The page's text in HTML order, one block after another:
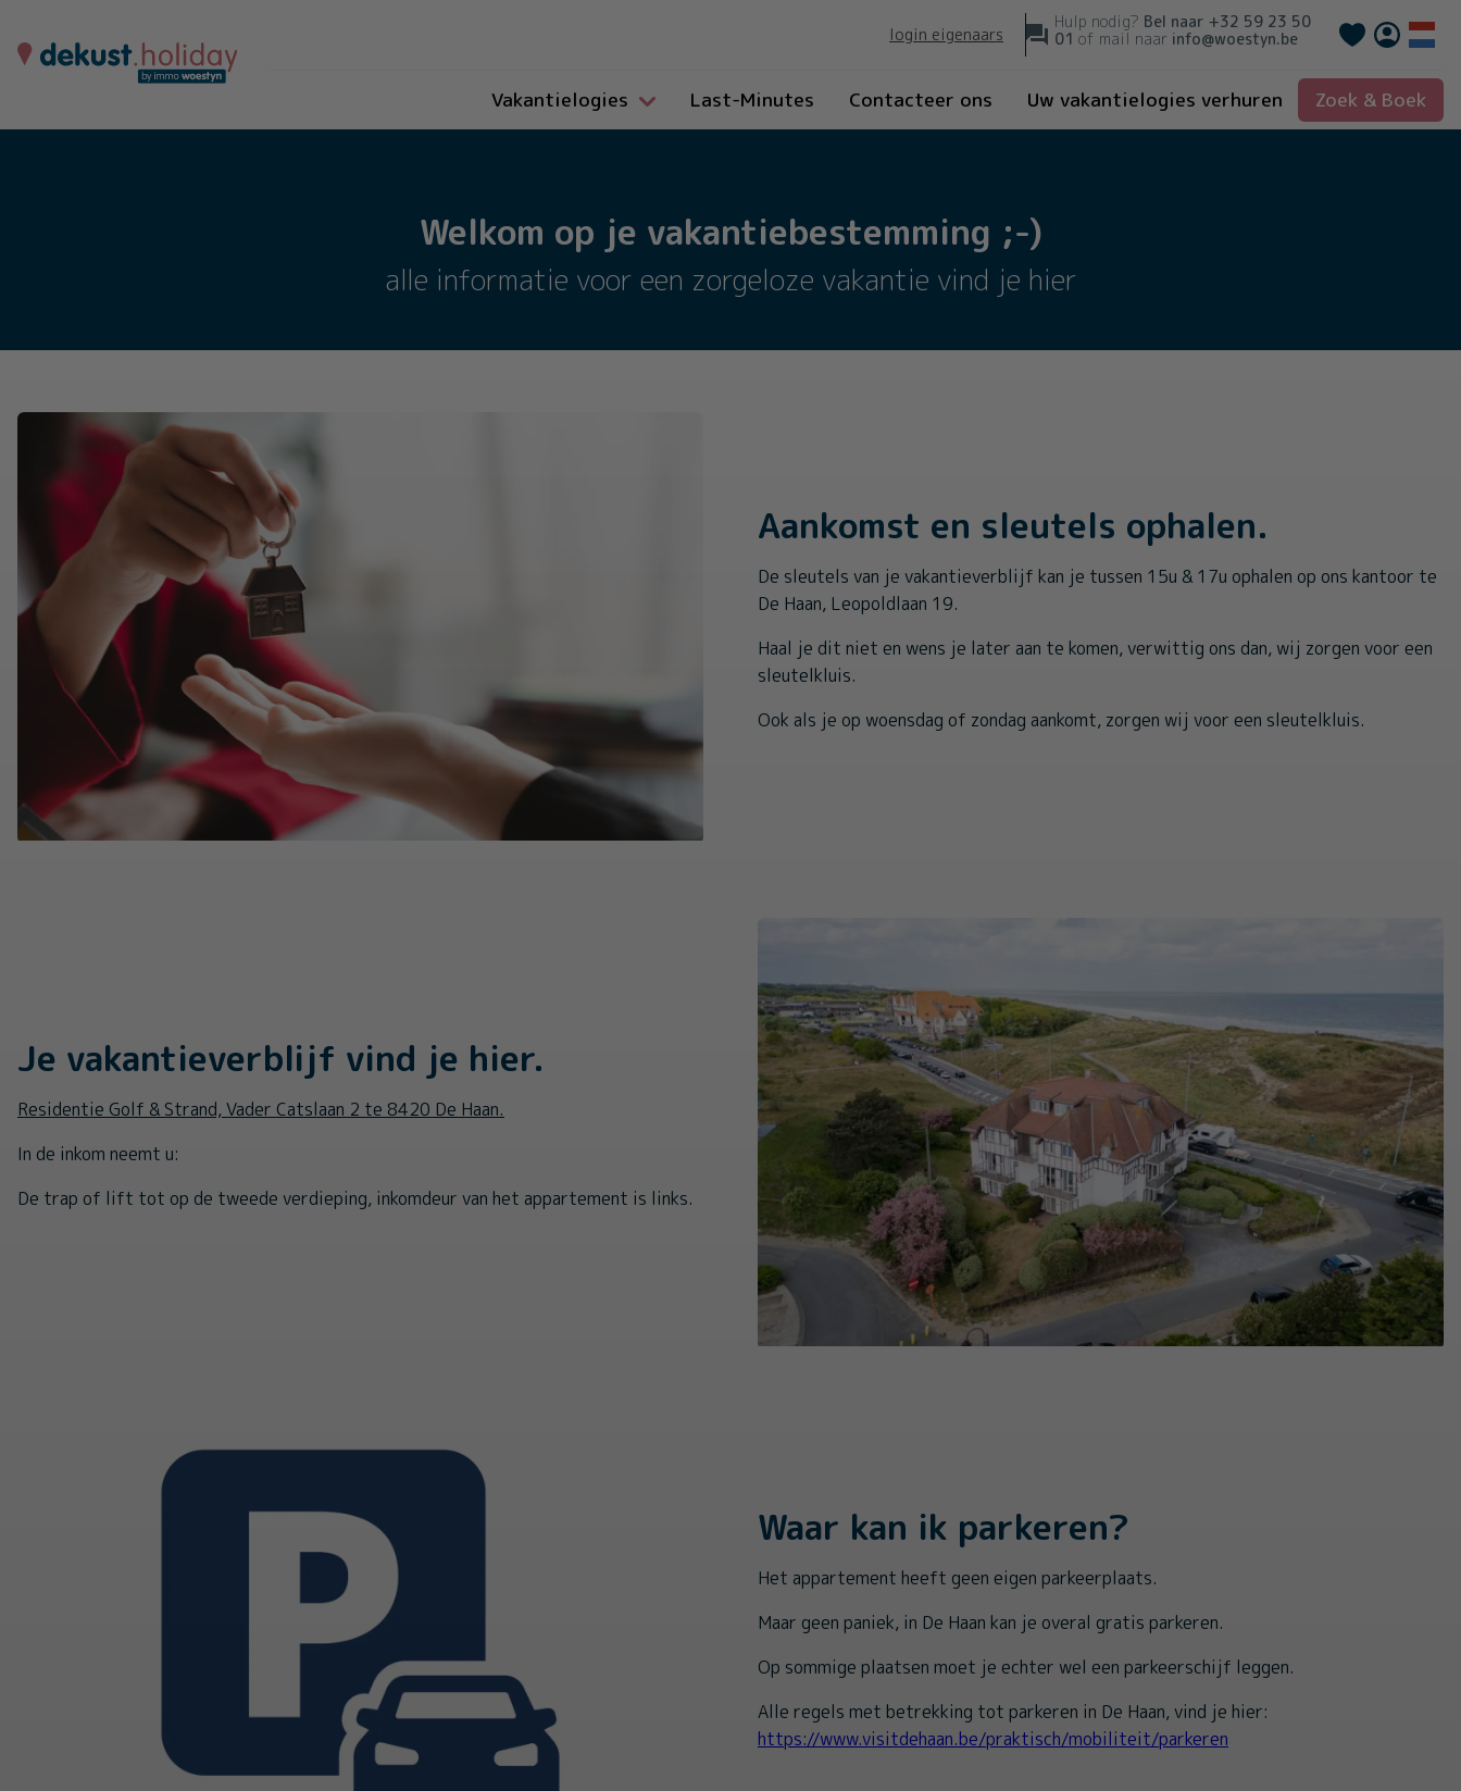
login eigenaars
Hulp nodig? Bel naar +32 59 23 50
01 of mail naar info@woestyn.be
Français
Vakantielogies Last-Minutes Contacteer ons Uw vakantielogies verhuren Zoek & Boek
Welkom op je vakantiebestemming ;-)
alle informatie voor een zorgeloze vakantie vind je hier
Aankomst en sleutels ophalen.
De sleutels van je vakantieverblijf kan je tussen 15u & 17u ophalen op ons kantoor te
De Haan, Leopoldlaan 19.
Haal je dit niet en wens je later aan te komen, verwittig ons dan, wij zorgen voor een
sleutelkluis.
Ook als je op woensdag of zondag aankomt, zorgen wij voor een sleutelkluis.
Je vakantieverblijf vind je hier.
Residentie Golf & Strand, Vader Catslaan 2 te 8420 De Haan.
In de inkom neemt u:
De trap of lift tot op de tweede verdieping, inkomdeur van het appartement is links.
Waar kan ik parkeren?
Het appartement heeft geen eigen parkeerplaats.
Maar geen paniek, in De Haan kan je overal gratis parkeren.
Op sommige plaatsen moet je echter wel een parkeerschijf leggen.
Alle regels met betrekking tot parkeren in De Haan, vind je hier:
https://www.visitdehaan.be/praktisch/mobiliteit/parkeren